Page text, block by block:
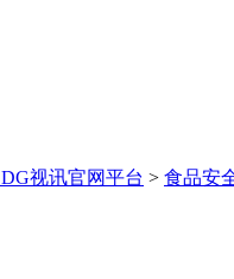
DG视讯官网平台 > 食品安